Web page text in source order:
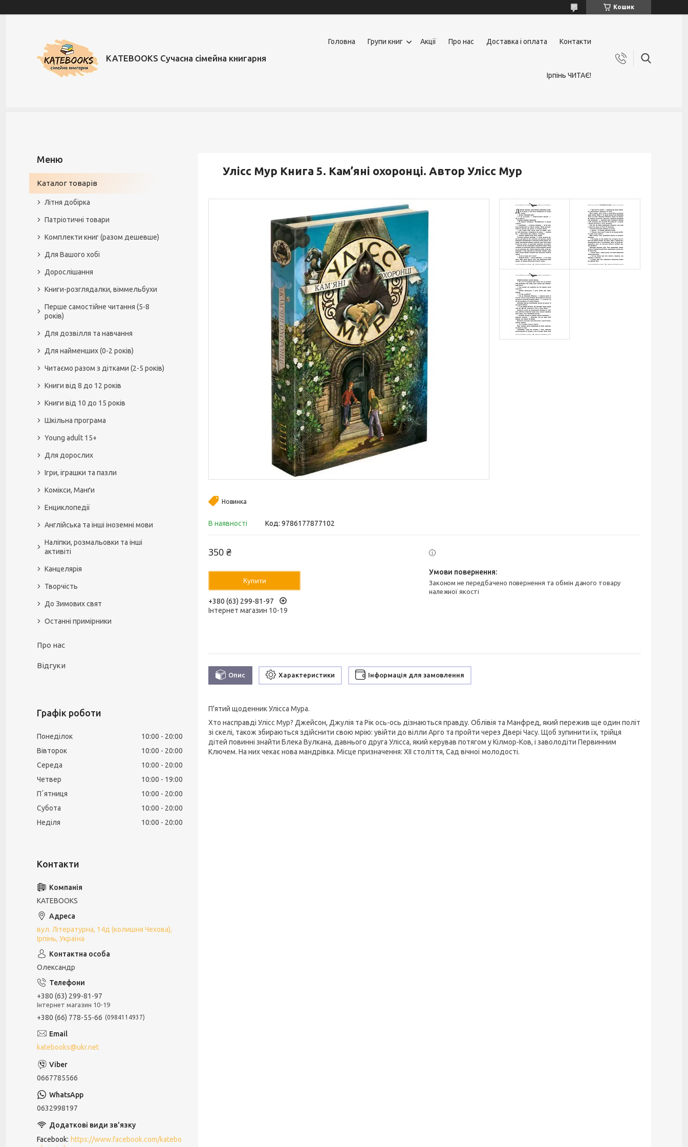
Кошик
KATEBOOKS Сучасна сімейна книгарня
Головна Групи книг Акції Про нас Доставка і оплата Контакти
Ірпінь ЧИТАЄ!
Улісс Мур Книга 5. Кам’яні охоронці. Автор Улісс Мур
Новинка
В наявності Код: 9786177877102
350 ₴
Купити
+380 (63) 299-81-97
Інтернет магазин 10-19
Законом не передбачено повернення та обмін даного товару
належної якості
Опис Характеристики Інформація для замовлення
П'ятий щоденник Улісса Мура.
Хто насправді Улісс Мур? Джейсон, Джулія та Рік ось-ось дізнаються правду. Облівія та Манфред, який пережив ще один політ
зі скелі, також збираються здійснити свою мрію: увійти до вілли Арго та пройти через Двері Часу. Щоб зупинити їх, трійця
дітей повинні знайти Блека Вулкана, давнього друга Улісса, який керував потягом у Кілмор-Ков, і заволодіти Первинним
Ключем. На них чекає нова мандрівка. Місце призначення: XII століття, Сад вічної молодості.
Каталог товарів
Літня добірка
Патріотичні товари
Комплекти книг (разом дешевше)
Для Вашого хобі
Дорослішання
Книги-розглядалки, віммельбухи
Перше самостійне читання (5-8
років)
Для дозвілля та навчання
Для найменших (0-2 років)
Читаємо разом з дітками (2-5 років)
Книги від 8 до 12 років
Книги від 10 до 15 років
Шкільна програма
Young adult 15+
Для дорослих
Ігри, іграшки та пазли
Комікси, Манґи
Енциклопедії
Англійська та інші іноземні мови
Наліпки, розмальовки та інші
активіті
Канцелярія
Творчість
До Зимових свят
Останні примірники
Про нас
Відгуки
Графік роботи
Понеділок 10:00
20:00
Вівторок
10:00
20:00
Середа
10:00
20:00
Четвер
10:00
19:00
Пʼятниця
10:00
20:00
Субота
10:00
20:00
Неділя
10:00 20:00
KATEBOOKS
вул. Літературна, 14д (колишня Чехова),
Ірпінь, Україна
Олександр
+380 (63) 299-81-97
Інтернет магазин 10-19
+380 (66) 778-55-66 0984114937
katebooks@ukr.net
0667785566
0632998197
Facebook https://www.facebook.com/katebo